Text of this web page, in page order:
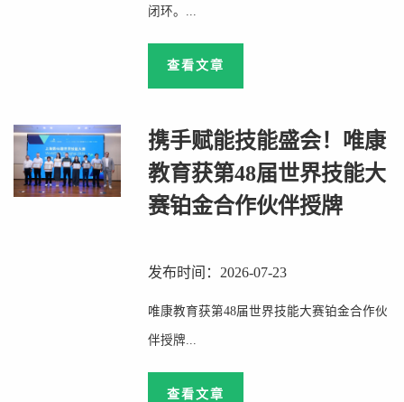
闭环。...
查看文章
携手赋能技能盛会！唯康
教育获第48届世界技能大
赛铂金合作伙伴授牌
发布时间：2026-07-23
唯康教育获第48届世界技能大赛铂金合作伙
伴授牌...
查看文章